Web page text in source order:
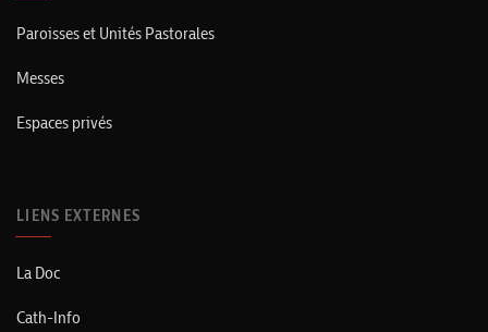
Paroisses et Unités Pastorales
Messes
Espaces privés
LIENS EXTERNES
La Doc
Cath-Info